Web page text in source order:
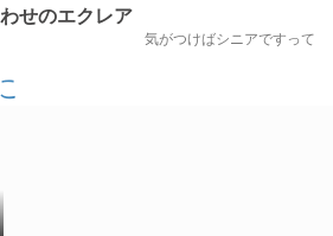
せのエクレア
気がつけばシニアですって